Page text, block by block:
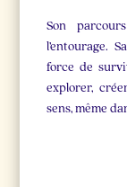
Son
l’entourage.
force de
explorer,
sens, même